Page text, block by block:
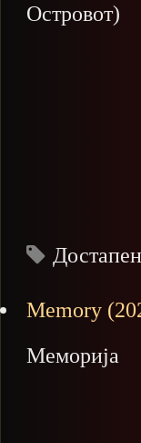
Островот)
Достапен
Memory
Меморија